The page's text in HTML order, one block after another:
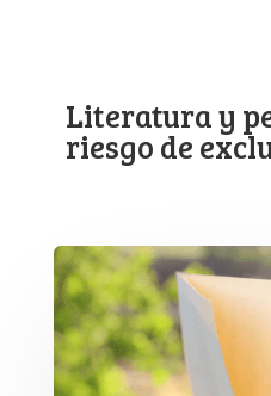
Literatura y
riesgo de